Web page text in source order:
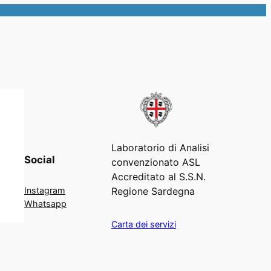
Social
Instagram
Whatsapp
Laboratorio di Analisi
convenzionato ASL
Accreditato al S.S.N.
Regione Sardegna
Carta dei servizi